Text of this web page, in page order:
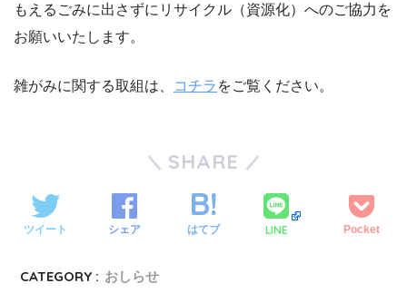
もえるごみに出さずにリサイクル（資源化）へのご協力を
お願いいたします。
雑がみに関する取組は、 コチラ をご覧ください。
SHARE
ツイート シェア はてブ LINE Pocket
CATEGORY : おしらせ